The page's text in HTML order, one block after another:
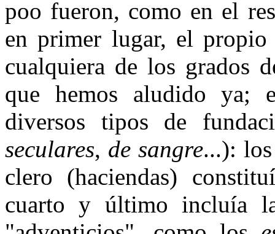
poo fueron, como en el
en primer lugar, el
cualquiera de los grados
que hemos aludido ya;
diversos tipos de
seculares, de sangre...):
clero (haciendas)
cuarto y último incluía